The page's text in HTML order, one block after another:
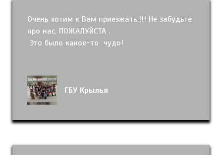
Очень хотим к Вам приезжать.!!! Не забудьте
про нас, ПОЖАЛУЙСТА .
Это было какое-то чудо!
ГБУ Крылья